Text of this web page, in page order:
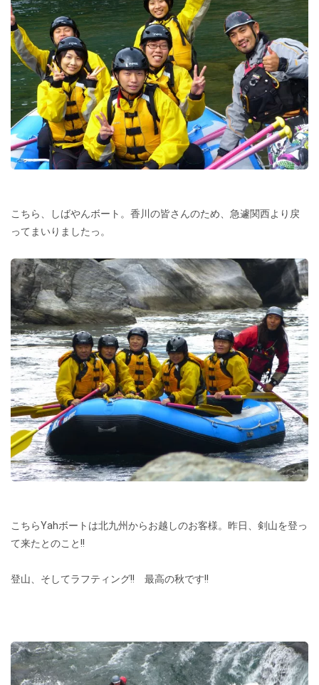
こちら、しばやんボート。香川の皆さんのため、急遽関西より戻
ってまいりましたっ。
こちらYahボートは北九州からお越しのお客様。昨日、剣山を登っ
て来たとのこと!!
登山、そしてラフティング!! 最高の秋です!!